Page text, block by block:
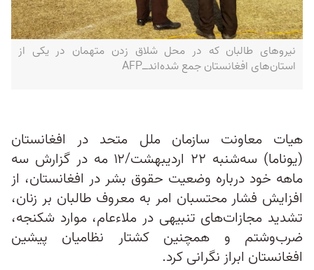
نیروهای طالبان که در محل شلاق زدن متهمان در یکی از
استان‌های افغانستان جمع شده‌اند‌ــAFP
هیات معاونت سازمان ملل متحد در افغانستان
(یوناما) سه‌شنبه ۲۲ اردیبهشت/۱۲ مه در گزارش سه‌
ماهه خود درباره وضعیت حقوق بشر در افغانستان، از
افزایش فشار محتسبان امر به معروف طالبان بر زنان،
تشدید مجازات‌های تنبیهی در ملاءعام، موارد شکنجه،
ضرب‌وشتم و همچنین کشتار نظامیان پیشین
افغانستان ابراز نگرانی کرد.